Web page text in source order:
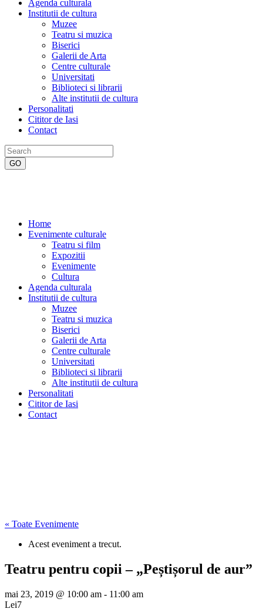
Agenda culturala
Institutii de cultura
Muzee
Teatru si muzica
Biserici
Galerii de Arta
Centre culturale
Universitati
Biblioteci si librarii
Alte institutii de cultura
Personalitati
Cititor de Iasi
Contact
Home
Evenimente culturale
Teatru si film
Expozitii
Evenimente
Cultura
Agenda culturala
Institutii de cultura
Muzee
Teatru si muzica
Biserici
Galerii de Arta
Centre culturale
Universitati
Biblioteci si librarii
Alte institutii de cultura
Personalitati
Cititor de Iasi
Contact
« Toate Evenimente
Acest eveniment a trecut.
Teatru pentru copii – „Peștișorul de aur”
mai 23, 2019 @ 10:00 am - 11:00 am
Lei7